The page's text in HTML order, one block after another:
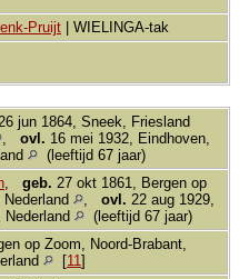
Pruijt | WIELINGA-tak
jun 1864, Sneek, Friesland
, ovl. 16 mei 1932, Eindhoven,
(leeftijd 67 jaar)
, geb. 27 okt 1861, Bergen op
, ovl. 22 aug 1929,
Nederland
(leeftijd 67 jaar)
op Zoom, Noord-Brabant,
[11]